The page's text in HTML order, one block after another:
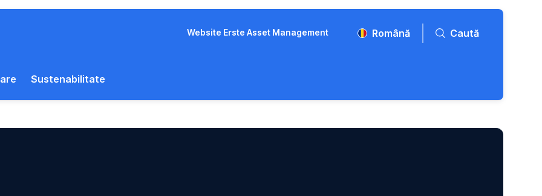
Website Erste Asset Management Română Caută
Sustenabilitate